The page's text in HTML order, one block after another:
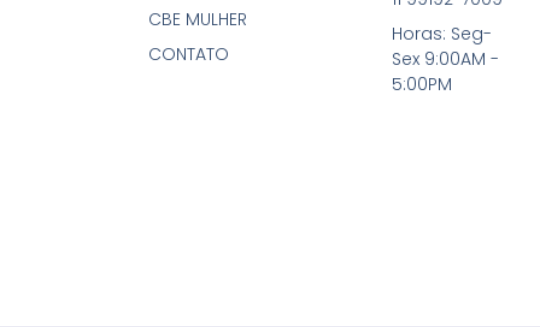
CBE MULHER
CONTATO
Horas: Seg-
Sex 9:00AM -
5:00PM